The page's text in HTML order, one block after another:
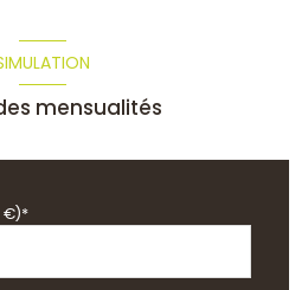
mensualités
€)*